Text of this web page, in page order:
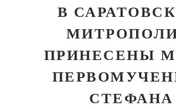
В
ПРИНЕСЕНЫ
СТЕФАНА